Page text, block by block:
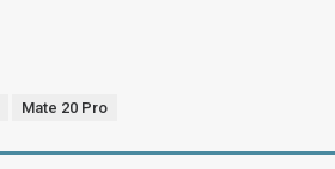
Mate 20 Pro